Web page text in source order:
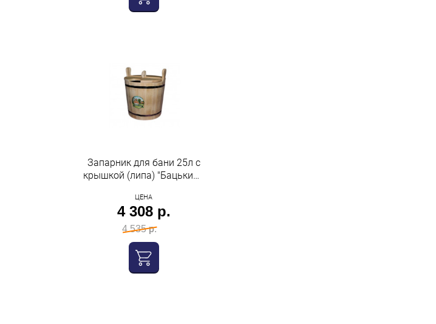
Запарник для бани 25л с
крышкой (липа) "Бацькина
ЦЕНА
4 308 р.
4 535 р.